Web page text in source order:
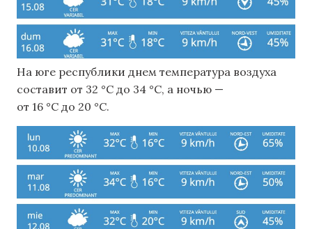
На юге республики днем ​​температура воздуха
составит от 32 °C до 34 °C, а ночью —
от 16 °C до 20 °C.